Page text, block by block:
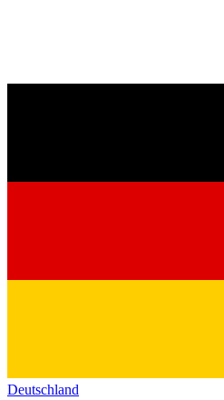
Deutschland